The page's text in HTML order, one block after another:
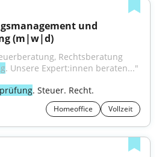
und
(m|w|d)
Rechtsberatung
. Unsere Expert:innen beraten..."
. Steuer. Recht.
Homeoffice Vollzeit